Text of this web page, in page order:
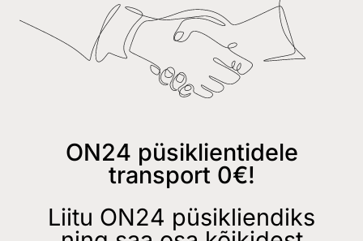
ON24 püsiklientidele
transport 0€!
Liitu ON24 püsikliendiks